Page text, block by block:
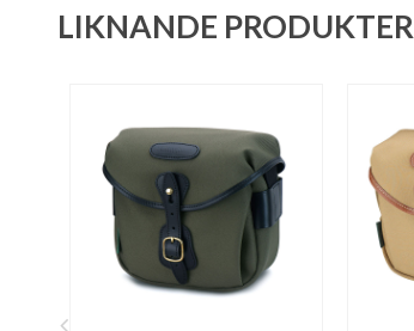
LIKNANDE PRODUKTER